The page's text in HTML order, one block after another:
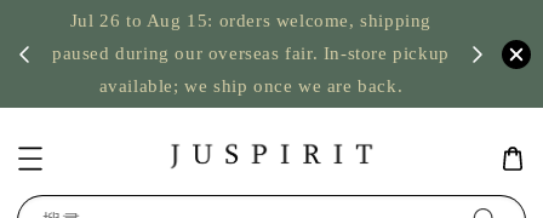
Jul 26 to Aug 15: orders welcome, shipping
paused during our overseas fair. In-store pickup
available; we ship once we are back.
US